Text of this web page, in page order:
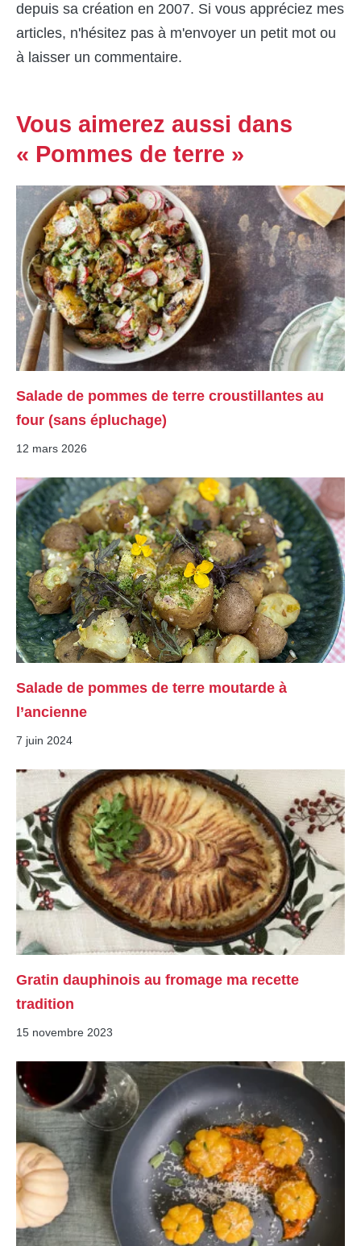
depuis sa création en 2007. Si vous appréciez mes
articles, n'hésitez pas à m'envoyer un petit mot ou
à laisser un commentaire.
Vous aimerez aussi dans
« Pommes de terre »
Salade de pommes de terre croustillantes au
four (sans épluchage)
12 mars 2026
Salade de pommes de terre moutarde à
l’ancienne
7 juin 2024
Gratin dauphinois au fromage ma recette
tradition
15 novembre 2023